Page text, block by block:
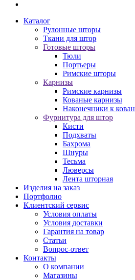
Каталог
Рулонные шторы
Ткани для штор
Готовые шторы
Тюли
Портьеры
Римские шторы
Карнизы
Римские карнизы
Кованые карнизы
Наконечники к
Фурнитура для штор
Кисти
Подхваты
Бахрома
Шнуры
Тесьма
Люверсы
Лента шторная
Изделия на заказ
Портфолио
Клиентский сервис
Условия оплаты
Условия доставки
Гарантия на товар
Статьи
Вопрос-ответ
Контакты
О компании
Магазины